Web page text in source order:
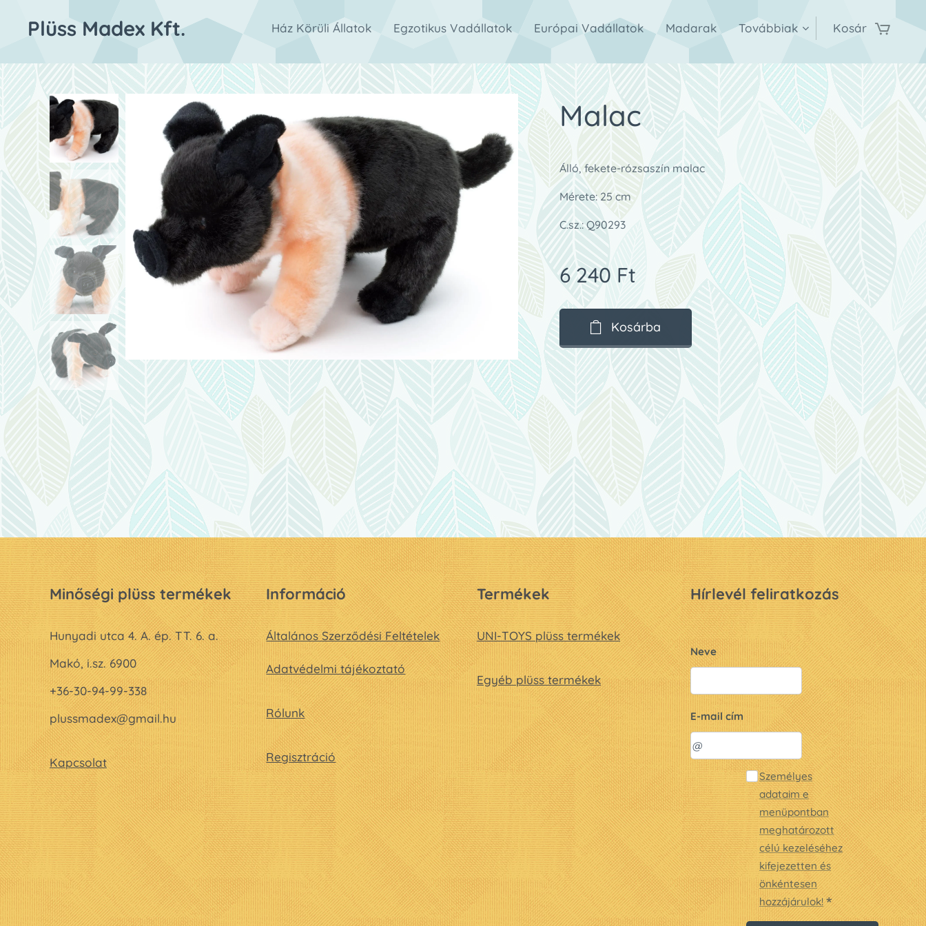
Plüss Madex Kft. Ház Körüli Állatok Egzotikus Vadállatok Európai Vadállatok Madarak Továbbiak Kosár
Malac
Álló, fekete-rózsaszín malac
Mérete: 25 cm
C.sz.: Q90293
6 240 Ft
Kosárba
Minőségi plüss termékek
Hunyadi utca 4. A. ép. TT. 6. a.
Makó, i.sz. 6900
+36-30-94-99-338
plussmadex@gmail.hu
Kapcsolat
Információ
Általános Szerződési Feltételek
Adatvédelmi tájékoztató
Rólunk
Regisztráció
Termékek
UNI-TOYS plüss termékek
Egyéb plüss termékek
Hírlevél feliratkozás
Neve
E-mail cím
Személyes
adataim e
menüpontban
meghatározott
célú kezeléséhez
kifejezetten és
önkéntesen
hozzájárulok!